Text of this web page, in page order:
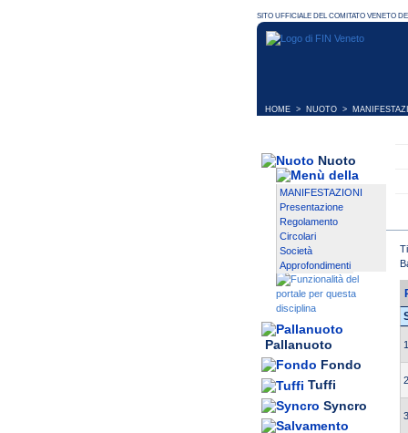
HOME > NUOTO >
Nuoto
MANIFESTAZIONI
Presentazione
Regolamento
Circolari
Società
Approfondimenti
Pallanuoto
Fondo
Tuffi
Syncro